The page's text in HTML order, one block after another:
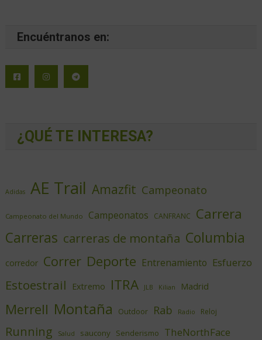
Encuéntranos en:
¿QUÉ TE INTERESA?
Adidas AE Trail Amazfit Campeonato
Campeonato del Mundo Campeonatos CANFRANC
Carrera
Carreras carreras de montaña Columbia
corredor Correr Deporte Entrenamiento Esfuerzo
Estoestrail Extremo ITRA JLB Kilian Madrid
Merrell Montaña Outdoor Rab Radio Reloj
Running Salud saucony Senderismo TheNorthFace